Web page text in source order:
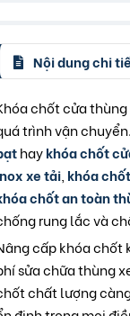
Nội dung chi
chốt cửa
trình vận
haykhóa chốt
xe tải khóa
chốt an toàn
rung lắc và
cấp khóa chốt
sửa chữa thùng
chất lượng